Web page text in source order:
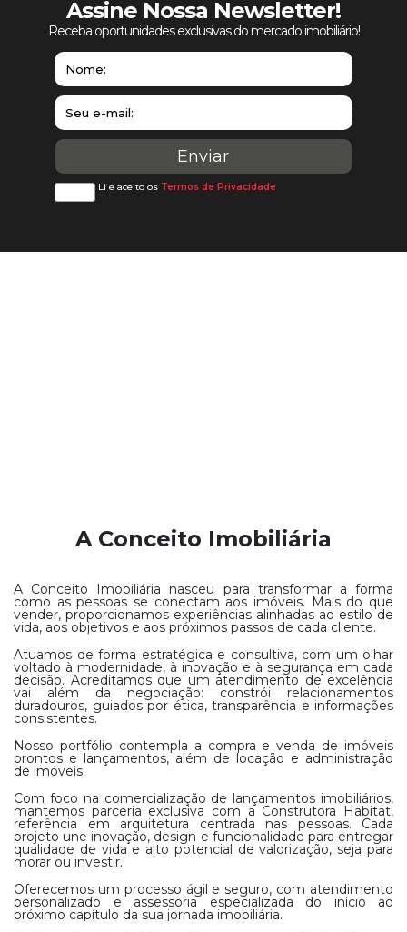
Assine Nossa Newsletter!
Receba oportunidades exclusivas do mercado imobiliário!
Li e aceito os Termos de Privacidade
A Conceito Imobiliária
A Conceito Imobiliária nasceu para transformar a forma
como as pessoas se conectam aos imóveis. Mais do que
vender, proporcionamos experiências alinhadas ao estilo de
vida, aos objetivos e aos próximos passos de cada cliente.
Atuamos de forma estratégica e consultiva, com um olhar
voltado à modernidade, à inovação e à segurança em cada
decisão. Acreditamos que um atendimento de excelência
vai além da negociação: constrói relacionamentos
duradouros, guiados por ética, transparência e informações
consistentes.
Nosso portfólio contempla a compra e venda de imóveis
prontos e lançamentos, além de locação e administração
de imóveis.
Com foco na comercialização de lançamentos imobiliários,
mantemos parceria exclusiva com a Construtora Habitat,
referência em arquitetura centrada nas pessoas. Cada
projeto une inovação, design e funcionalidade para entregar
qualidade de vida e alto potencial de valorização, seja para
morar ou investir.
Oferecemos um processo ágil e seguro, com atendimento
personalizado e assessoria especializada do início ao
próximo capítulo da sua jornada imobiliária.